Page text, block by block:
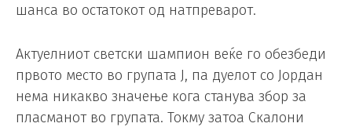
шанса во остатокот од натпреварот.
Актуелниот светски шампион веќе го обезбеди
првото место во групата Ј, па дуелот со Јордан
нема никакво значење кога станува збор за
пласманот во групата. Токму затоа Скалони